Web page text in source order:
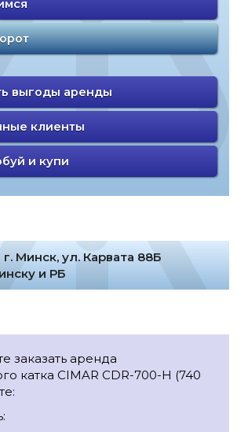
выгоды аренды
клиенты
и купи
г. Минск, ул. Карвата 88Б
и РБ
заказать аренда
катка CIMAR CDR-700-H (740